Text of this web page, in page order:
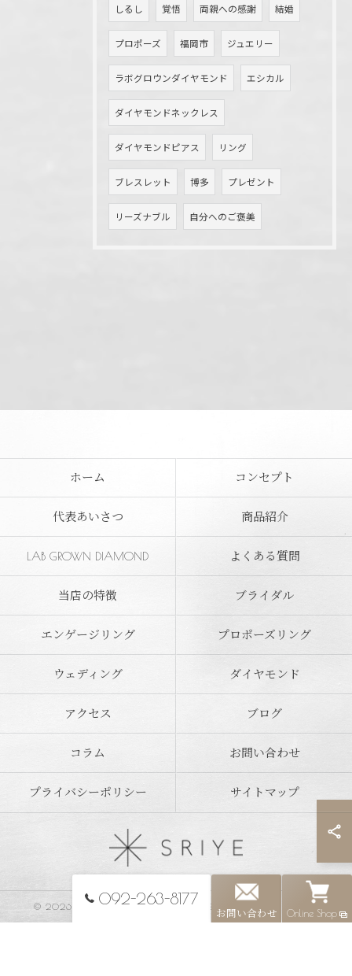
しるし 覚悟 両親への感謝 結婚
プロポーズ 福岡市 ジュエリー
ラボグロウンダイヤモンド エシカル
ダイヤモンドネックレス
ダイヤモンドピアス リング
ブレスレット 博多 プレゼント
リーズナブル 自分へのご褒美
092-263-8177
お問い合わせ Online Shop
ホーム コンセプト
代表あいさつ 商品紹介
LAB GROWN DIAMOND よくある質問
当店の特徴 ブライダル
エンゲージリング プロポーズリング
ウェディング ダイヤモンド
アクセス ブログ
コラム お問い合わせ
プライバシーポリシー サイトマップ
© 2026 福岡県福岡市のジュエリーならSRIYE ALL RIGHTS RESERVED.